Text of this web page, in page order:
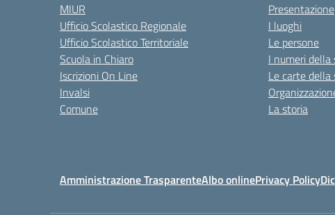
MIUR
Ufficio Scolastico Regionale
Ufficio Scolastico Territoriale
Scuola in Chiaro
Iscrizioni On Line
Invalsi
Comune
Presentazione
I luoghi
Le persone
I numeri della
Le carte della
La storia
Amministrazione TrasparenteAlbo onlinePrivacy Policy